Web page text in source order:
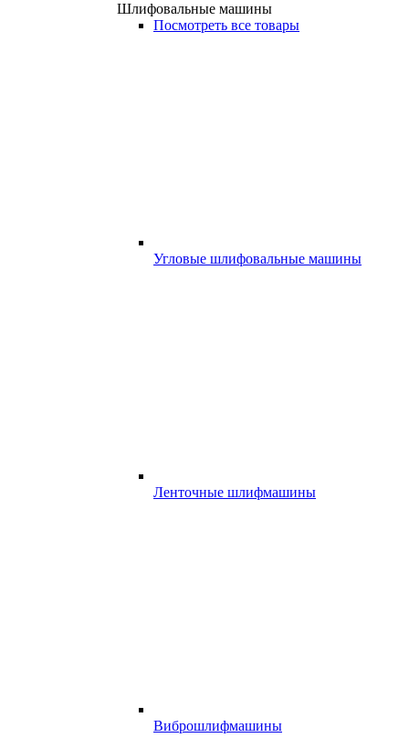
Шлифовальные машины
Посмотреть все товары
Угловые шлифовальные машины
Ленточные шлифмашины
Виброшлифмашины